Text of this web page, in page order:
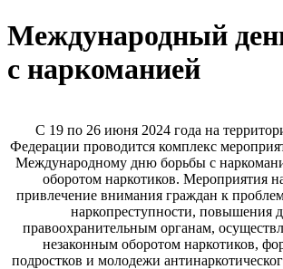
Международный
с наркоманией
С 19 по 26 июня 2024 года на
Федерации проводится комплекс
Международному дню борьбы с
оборотом наркотиков. Мероприятия
привлечение внимания граждан к
наркопреступности, повышения
правоохранительным органам,
незаконным оборотом наркотиков,
подростков и молодежи